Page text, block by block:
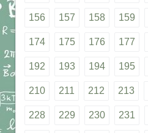
156 157 158 159
174 175 176 177
192 193 194 195
210 211 212 213
228 229 230 231